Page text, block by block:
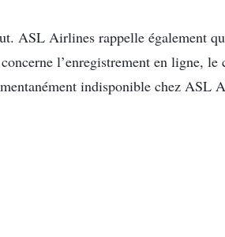
ASL Airlines rappelle également
l’enregistrement en ligne,
indisponible chez ASL